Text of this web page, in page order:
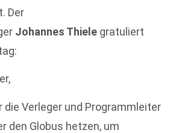
Der
Johannes Thiele gratuliert
die Verleger und Programmleiter
den Globus hetzen, um